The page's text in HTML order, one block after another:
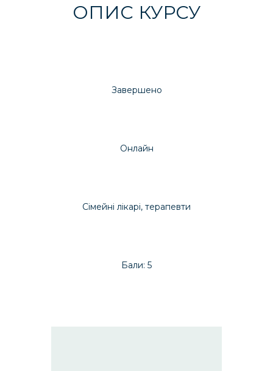
ОПИС КУРСУ
Завершено
Онлайн
Сімейні лікарі, терапевти
Бали: 5